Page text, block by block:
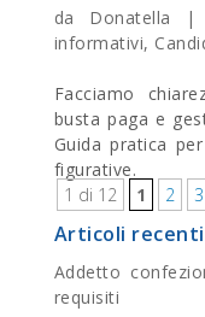
da Donatella |
informativi,
Facciamo
busta paga e
Guida pratica
figurative.
1 di 12
1 2 3
Articoli recenti
Addetto
requisiti